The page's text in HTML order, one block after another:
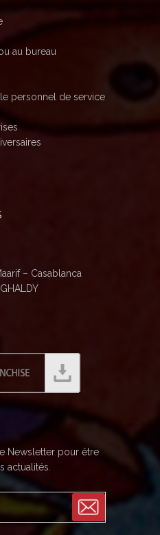
au bureau
le personnel de service
– Casablanca
Newsletter pour être
actualités.